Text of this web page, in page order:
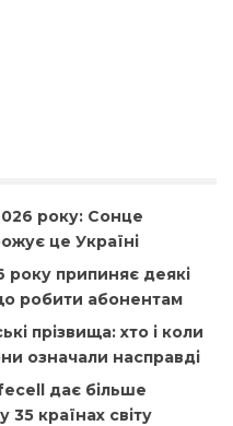
року: Сонце
це Україні
року припиняє деякі
робити абонентам
прізвища: хто і коли
означали насправді
дає більше
35 країнах світу